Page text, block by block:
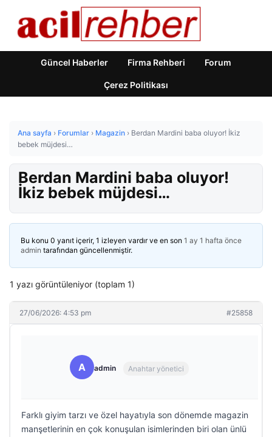
Güncel Haberler Firma Rehberi Forum
Çerez Politikası
Ana sayfa › Forumlar › Magazin › Berdan Mardini baba oluyor! İkiz
bebek müjdesi…
Berdan Mardini baba oluyor!
İkiz bebek müjdesi…
Bu konu 0 yanıt içerir, 1 izleyen vardır ve en son 1 ay 1 hafta önce
admin tarafından güncellenmiştir.
1 yazı görüntüleniyor (toplam 1)
27/06/2026: 4:53 pm #25858
A admin Anahtar yönetici
Farklı giyim tarzı ve özel hayatıyla son dönemde magazin
manşetlerinin en çok konuşulan isimlerinden biri olan ünlü